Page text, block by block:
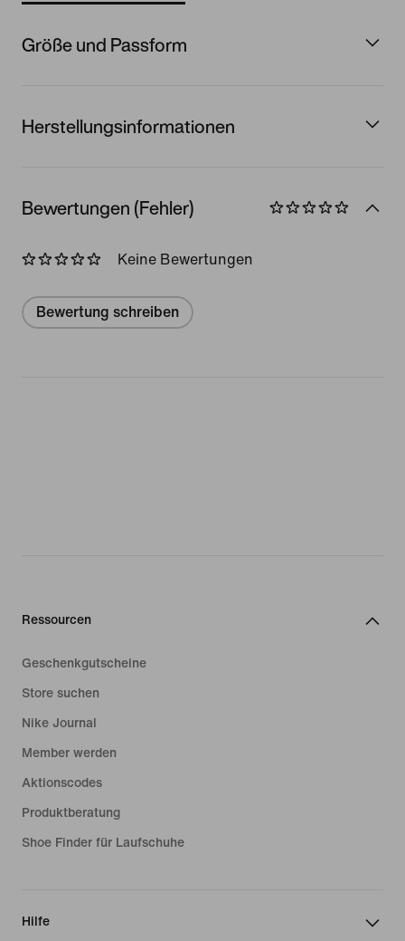
Größe und Passform
Herstellungsinformationen
Bewertungen (Fehler)
Keine Bewertungen
Bewertung schreiben
Ressourcen
Geschenkgutscheine
Store suchen
Nike Journal
Member werden
Aktionscodes
Produktberatung
Shoe Finder für Laufschuhe
Hilfe